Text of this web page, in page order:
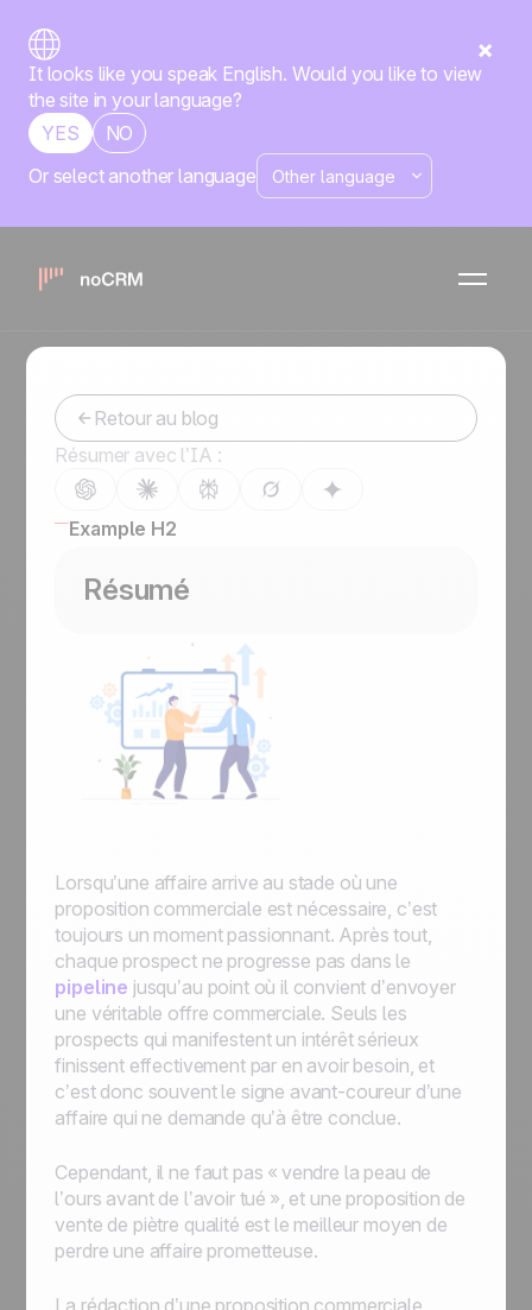
It looks like you speak English. Would you like to view
the site in your language?
YES
NO
Or select another language
Les coulisses de la
proposition commerciale
Retour au blog
Résumer avec l’IA :
Example H2
Résumé
Lorsqu’une affaire arrive au stade où une
proposition commerciale est nécessaire, c’est
toujours un moment passionnant. Après tout,
chaque prospect ne progresse pas dans le
pipeline jusqu’au point où il convient d’envoyer
une véritable offre commerciale. Seuls les
prospects qui manifestent un intérêt sérieux
finissent effectivement par en avoir besoin, et
c’est donc souvent le signe avant-coureur d’une
affaire qui ne demande qu’à être conclue.
Cependant, il ne faut pas « vendre la peau de
l’ours avant de l’avoir tué », et une proposition de
vente de piètre qualité est le meilleur moyen de
perdre une affaire prometteuse.
La rédaction d’une proposition commerciale